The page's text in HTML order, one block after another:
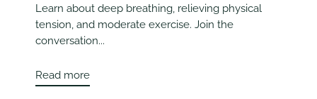
Learn about deep breathing, relieving physical
tension, and moderate exercise. Join the
conversation...
Read more